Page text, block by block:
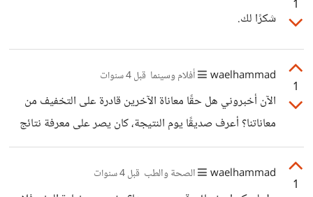
المجالات الأخرى.
1
شكرًا لك.
1
waelhammad أفلام وسينما قبل 4 سنوات
الآن أخبروني هل حقًا معاناة الآخرين قادرة على التخفيف من
معاناتنا؟ أعرف صديقًا يوم النتيجة، كان يصر على معرفة نتائج
زملائة قبل معرفة نتيجته، ويقول دائمًا "لما أشوف فلان وفلان
شايلين مواد، لو شوفت نتيجتي وشيلت السنة كلها عادي المهم
مش لوحدي"، وهذا منطق الكثير من الناس باختلاف الشكل،
1
waelhammad الصحة والطب قبل 4 سنوات